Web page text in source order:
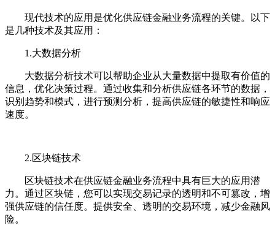
现代技术的应用是优化供应链金融业务流程的关键。以下
是几种技术及其应用：
1.大数据分析
大数据分析技术可以帮助企业从大量数据中提取有价值的
信息，优化决策过程。通过收集和分析供应链各环节的数据，
识别趋势和模式，进行预测分析，提高供应链的敏捷性和响应
速度。
2.区块链技术
区块链技术在供应链金融业务流程中具有巨大的应用潜
力。通过区块链，您可以实现交易记录的透明和不可篡改，增
强供应链的信任度。提供安全、透明的交易环境，减少金融风
险。